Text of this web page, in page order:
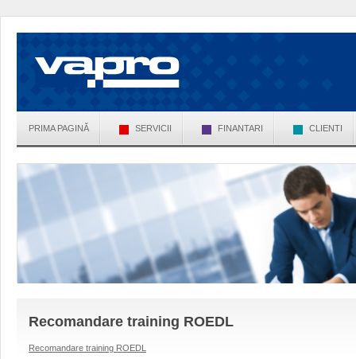
PRIMA PAGINĂ SERVICII FINANTARI CLIENTI
Recomandare training ROEDL
Recomandare training ROEDL